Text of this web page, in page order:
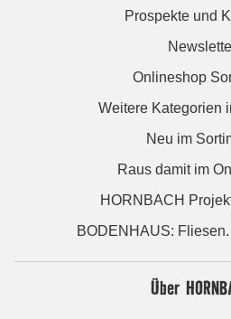
Prospekte und
Onlineshop
Weitere Kategorien
Neu im
Raus damit im
HORNBACH
BODENHAUS:
Über